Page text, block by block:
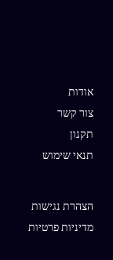
אודות
צור קשר
תקנון
תנאי שימוש
הצהרת נגישות
מדיניות פרטיות